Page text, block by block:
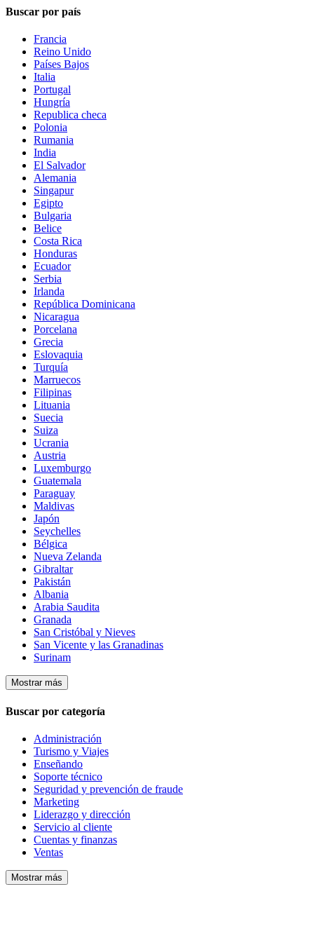
Buscar por país
Francia
Reino Unido
Países Bajos
Italia
Portugal
Hungría
Republica checa
Polonia
Rumania
India
El Salvador
Alemania
Singapur
Egipto
Bulgaria
Belice
Costa Rica
Honduras
Ecuador
Serbia
Irlanda
República Dominicana
Nicaragua
Porcelana
Grecia
Eslovaquia
Turquía
Marruecos
Filipinas
Lituania
Suecia
Suiza
Ucrania
Austria
Luxemburgo
Guatemala
Paraguay
Maldivas
Japón
Seychelles
Bélgica
Nueva Zelanda
Gibraltar
Pakistán
Albania
Arabia Saudita
Granada
San Cristóbal y Nieves
San Vicente y las Granadinas
Surinam
Mostrar más
Buscar por categoría
Administración
Turismo y Viajes
Enseñando
Soporte técnico
Seguridad y prevención de fraude
Marketing
Liderazgo y dirección
Servicio al cliente
Cuentas y finanzas
Ventas
Mostrar más